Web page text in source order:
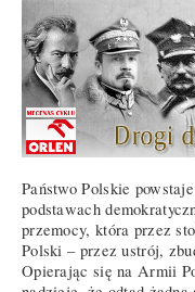
Państwo Polskie
podstawach
przemocy, która przez
Polski – przez ustrój,
Opierając się na Armii